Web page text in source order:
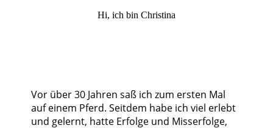
Hi, ich bin Christina
Vor über 30 Jahren saß ich zum ersten Mal
auf einem Pferd. Seitdem habe ich viel erlebt
und gelernt, hatte Erfolge und Misserfolge,